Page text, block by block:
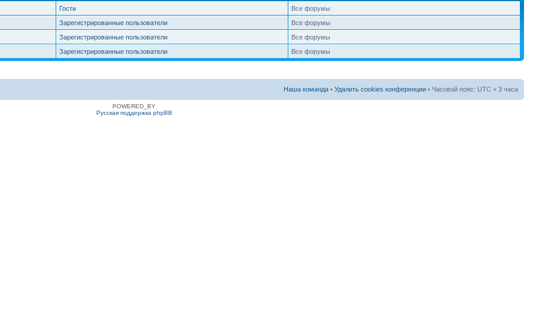
Гости
Все форумы
Зарегистрированные пользователи
Все форумы
Зарегистрированные пользователи
Все форумы
Зарегистрированные пользователи Все форумы
Наша команда • Удалить cookies конференции • Часовой пояс: UTC + 3 часа
POWERED_BY
Русская поддержка phpBB